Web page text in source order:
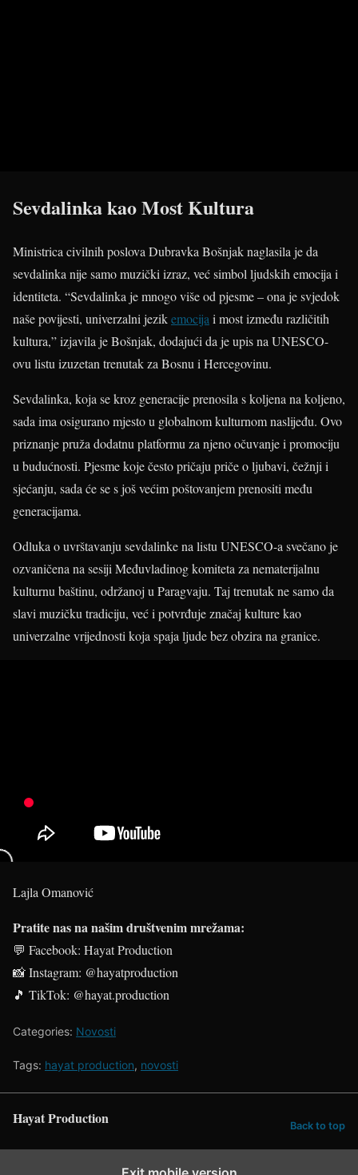
Sevdalinka kao Most Kultura
Ministrica civilnih poslova Dubravka Bošnjak naglasila je da
sevdalinka nije samo muzički izraz, već simbol ljudskih emocija i
identiteta. “Sevdalinka je mnogo više od pjesme – ona je svjedok
naše povijesti, univerzalni jezikemocija i most između različitih
kultura,” izjavila je Bošnjak, dodajući da je upis na UNESCO-
ovu listu izuzetan trenutak za Bosnu i Hercegovinu.
Sevdalinka, koja se kroz generacije prenosila s koljena na koljeno,
sada ima osigurano mjesto u globalnom kulturnom naslijeđu. Ovo
priznanje pruža dodatnu platformu za njeno očuvanje i promociju
u budućnosti. Pjesme koje često pričaju priče o ljubavi, čežnji i
sjećanju, sada će se s još većim poštovanjem prenositi među
generacijama.
Odluka o uvrštavanju sevdalinke na listu UNESCO-a svečano je
ozvaničena na sesiji Međuvladinog komiteta za nematerijalnu
kulturnu baštinu, održanoj u Paragvaju. Taj trenutak ne samo da
slavi muzičku tradiciju, već i potvrđuje značaj kulture kao
univerzalne vrijednosti koja spaja ljude bez obzira na granice.
Lajla Omanović
Pratite nas na našim društvenim mrežama:
💬 Facebook: Hayat Production
📸 Instagram: @hayatproduction
🎵 TikTok: @hayat.production
Categories: Novosti
Tags: hayat production, novosti
Hayat Production Back to top